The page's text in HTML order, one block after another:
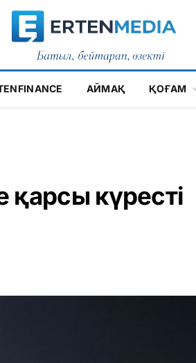
АЙМАҚ ҚОҒАМ
қарсы күресті